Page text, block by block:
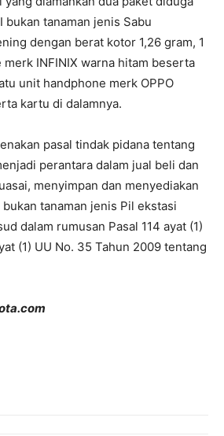
bukan tanaman jenis Sabu
dengan berat kotor 1,26 gram, 1
INFINIX warna hitam beserta
unit handphone merk OPPO
kartu di dalamnya.
pasal tindak pidana tentang
perantara dalam jual beli dan
menyimpan dan menyediakan
tanaman jenis Pil ekstasi
dalam rumusan Pasal 114 ayat (1)
(1) UU No. 35 Tahun 2009 tentang